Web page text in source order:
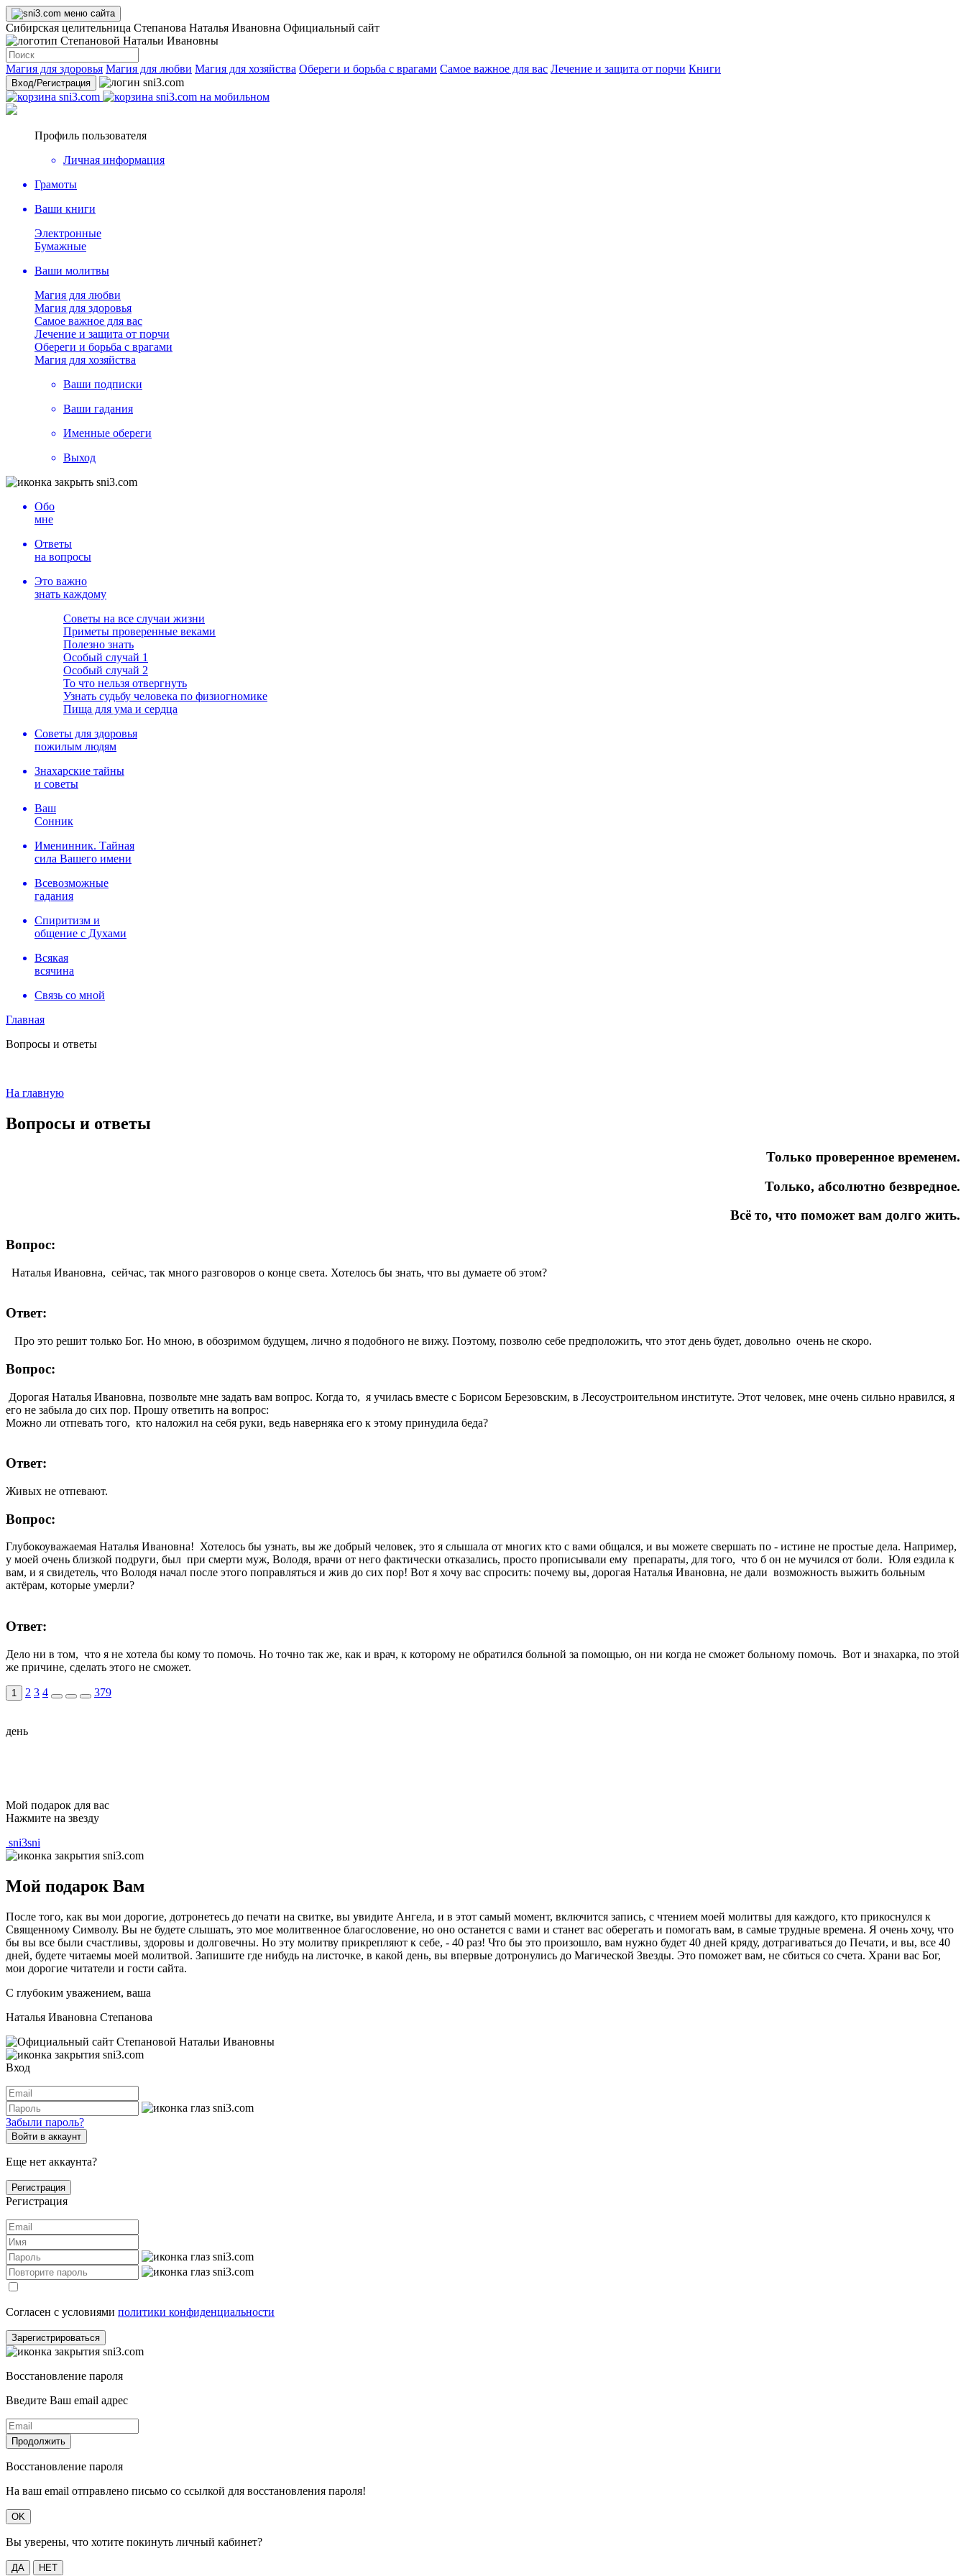
Сибирская целительница Степанова Наталья Ивановна Официальный сайт
Магия для здоровья Магия для любви Магия для хозяйства Обереги и борьба с врагами Самое важное для вас Лечение и защита от порчи Книги
Вход/Регистрация
Профиль пользователя
Личная информация
Грамоты
Ваши книги
Электронные
Бумажные
Ваши молитвы
Магия для любви
Магия для здоровья
Самое важное для вас
Лечение и защита от порчи
Обереги и борьба с врагами
Магия для хозяйства
Ваши подписки
Ваши гадания
Именные обереги
Выход
Обо
мне
Ответы
на вопросы
Это важно
знать каждому
Советы на все случаи жизни
Приметы проверенные веками
Полезно знать
Особый случай 1
Особый случай 2
То что нельзя отвергнуть
Узнать судьбу человека по физиогномике
Пища для ума и сердца
Советы для здоровья
пожилым людям
Знахарские тайны
и советы
Ваш
Сонник
Именинник. Тайная
сила Вашего имени
Всевозможные
гадания
Спиритизм и
общение с Духами
Всякая
всячина
Связь со мной
Главная
Вопросы и ответы
На главную
Вопросы и ответы
Только проверенное временем.
Только, абсолютно безвредное.
Всё то, что поможет вам долго жить.
Вопрос:
Наталья Ивановна, сейчас, так много разговоров о конце света. Хотелось бы знать, что вы думаете об этом?
Ответ:
Про это решит только Бог. Но мною, в обозримом будущем, лично я подобного не вижу. Поэтому, позволю себе предположить, что этот день будет, довольно очень не скоро.
Вопрос:
Дорогая Наталья Ивановна, позвольте мне задать вам вопрос. Когда то, я училась вместе с Борисом Березовским, в Лесоустроительном институте. Этот человек, мне очень сильно нравился, я
его не забыла до сих пор. Прошу ответить на вопрос:
Можно ли отпевать того, кто наложил на себя руки, ведь наверняка его к этому принудила беда?
Ответ:
Живых не отпевают.
Вопрос:
Глубокоуважаемая Наталья Ивановна! Хотелось бы узнать, вы же добрый человек, это я слышала от многих кто с вами общался, и вы можете свершать по - истине не простые дела. Например,
у моей очень близкой подруги, был при смерти муж, Володя, врачи от него фактически отказались, просто прописывали ему препараты, для того, что б он не мучился от боли. Юля ездила к
вам, и я свидетель, что Володя начал после этого поправляться и жив до сих пор! Вот я хочу вас спросить: почему вы, дорогая Наталья Ивановна, не дали возможность выжить больным
актёрам, которые умерли?
Ответ:
Дело ни в том, что я не хотела бы кому то помочь. Но точно так же, как и врач, к которому не обратился больной за помощью, он ни когда не сможет больному помочь. Вот и знахарка, по этой
же причине, сделать этого не сможет.
1 2 3 4 379
день
Мой подарок для вас
Нажмите на звезду
sni3sni
Мой подарок Вам
После того, как вы мои дорогие, дотронетесь до печати на свитке, вы увидите Ангела, и в этот самый момент, включится запись, с чтением моей молитвы для каждого, кто прикоснулся к
Священному Символу. Вы не будете слышать, это мое молитвенное благословение, но оно останется с вами и станет вас оберегать и помогать вам, в самые трудные времена. Я очень хочу, что
бы вы все были счастливы, здоровы и долговечны. Но эту молитву прикрепляют к себе, - 40 раз! Что бы это произошло, вам нужно будет 40 дней кряду, дотрагиваться до Печати, и вы, все 40
дней, будете читаемы моей молитвой. Запишите где нибудь на листочке, в какой день, вы впервые дотронулись до Магической Звезды. Это поможет вам, не сбиться со счета. Храни вас Бог,
мои дорогие читатели и гости сайта.
С глубоким уважением, ваша
Наталья Ивановна Степанова
Вход
Забыли пароль?
Войти в аккаунт
Еще нет аккаунта?
Регистрация
Регистрация
Согласен с условиями политики конфиденциальности
Зарегистрироваться
Восстановление пароля
Введите Ваш email адрес
Продолжить
Восстановление пароля
На ваш email отправлено письмо со ссылкой для восстановления пароля!
OK
Вы уверены, что хотите покинуть личный кабинет?
ДА НЕТ